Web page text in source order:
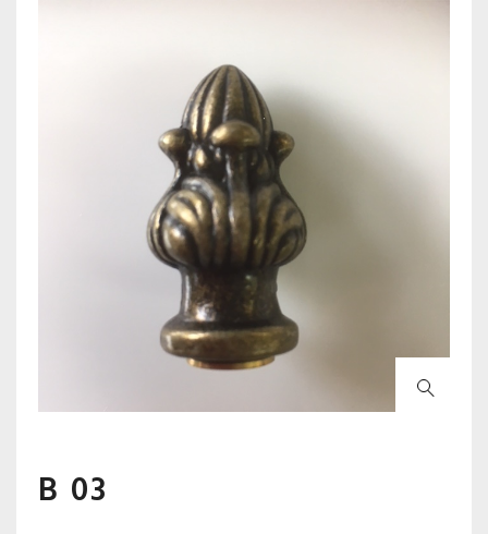
B 03